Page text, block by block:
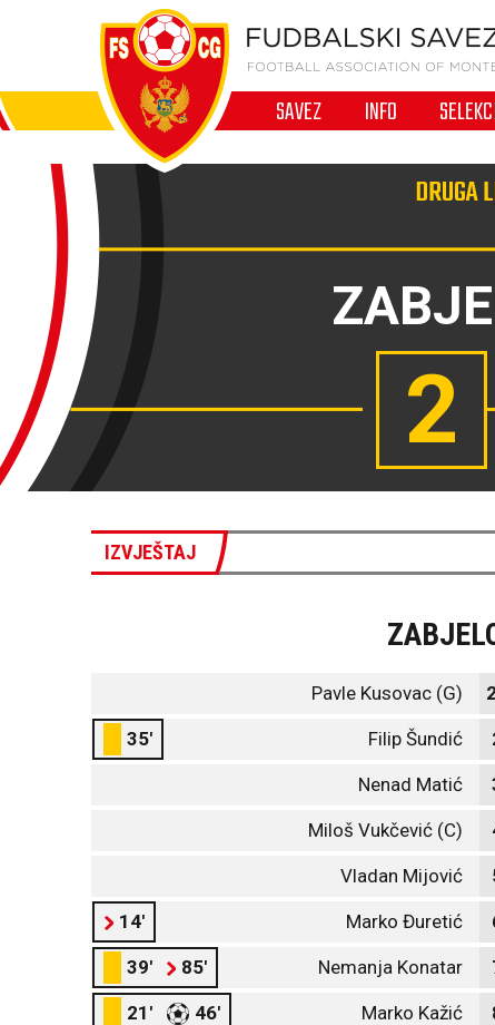
SAVEZ INFO
DRUGA
2
IZVJEŠTAJ
Pavle Kusovac (G)
35' Filip Šundić
Nenad Matić
Miloš Vukčević (C)
Vladan Mijović
14' Marko Đuretić
39' 85' Nemanja Konatar
21' 46' Marko Kažić